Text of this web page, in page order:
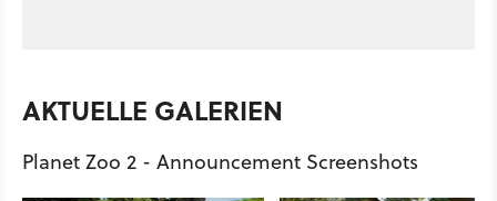
AKTUELLE GALERIEN
Planet Zoo 2 - Announcement Screenshots